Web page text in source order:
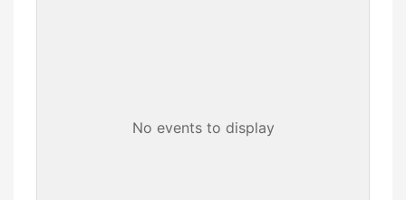
No events to display